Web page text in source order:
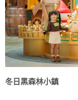
冬日黑森林小鎮